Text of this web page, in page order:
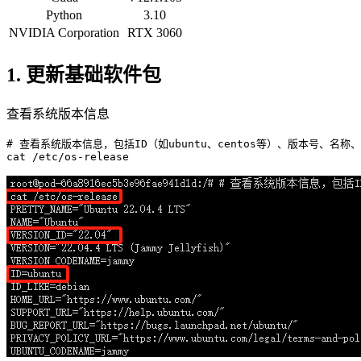
Python
3.10
NVIDIA Corporation
RTX 3060
1. 更新基础软件包
查看系统版本信息
# 查看系统版本信息，包括ID（如ubuntu、centos等）、版本号、名称
cat